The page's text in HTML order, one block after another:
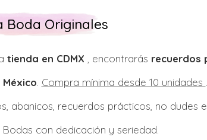
Boda Originales
tienda en CDMX , encontrarás recuerdos
Compra mínima desde 10 unidades
abanicos, recuerdos prácticos, no dudes
con dedicación y seriedad.